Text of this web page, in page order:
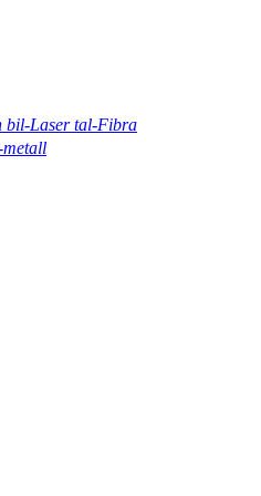
bil-Laser tal-Fibra